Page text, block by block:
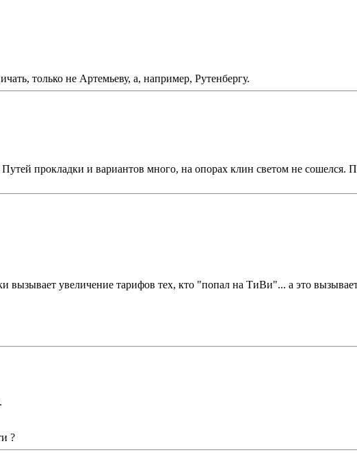
только не Артемьеву, а, например, Рутенбергу.
прокладки и вариантов много, на опорах клин светом не
вызывает увеличение тарифов тех, кто "попал на ТиВи"... а это
?